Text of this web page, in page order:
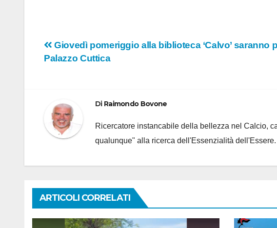
Navigazione
Giovedì pomeriggio alla biblioteca ‘Calvo’
Palazzo Cuttica
Di Raimondo Bovone
Ricercatore instancabile della bellezza nel Calcio,
qualunque" alla ricerca dell'Essenzialità dell'Essere.
ARTICOLI CORRELATI